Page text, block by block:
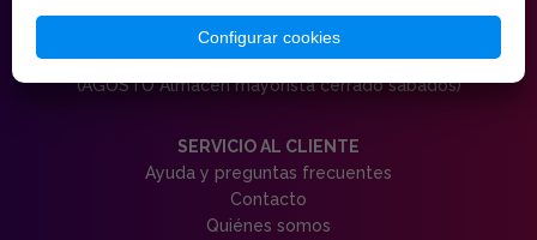
Sábados
10:00 - 14:00 y 17:00 - 20:00
Domingos cerrado.
(AGOSTO Almacén mayorista cerrado sábados)
SERVICIO AL CLIENTE
Ayuda y preguntas frecuentes
Contacto
Quiénes somos
Configurar cookies